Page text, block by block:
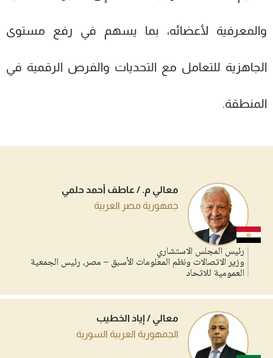
والمعرفية لأعضائه، بما يسهم في رفع مستوى
الجاهزية للتعامل مع التحديات والفرص الرقمية في
المنطقة.
معالي م. / عاطف أحمد حلمي
جمهورية مصر العربية
رئيس المجلس الاستشاري
وزير الاتصالات ونظم المعلومات الأسبق – مصر، رئيس الجمعية
العمومية للاتحاد
معالي / إياد الخطيب
الجمهورية العربية السورية